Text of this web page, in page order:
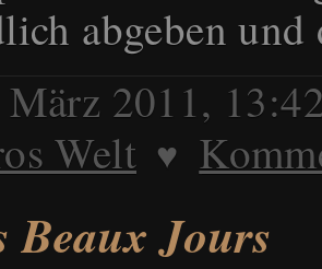
abgeben
März 2011,
Welt ♥
Beaux Jours